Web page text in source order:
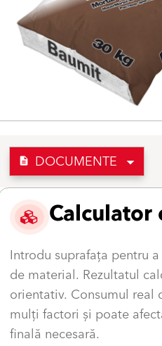
description DOCUMENTE
Calculator
Introdu suprafața pentru
de material. Rezultatul
orientativ. Consumul real
mulți factori și poate
finală necesară.